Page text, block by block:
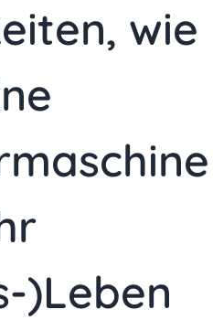
wie
)Leben